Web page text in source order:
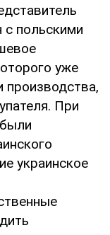
с польскими
уже
производства,
При
украинское